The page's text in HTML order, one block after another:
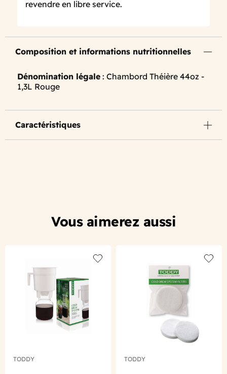
revendre en libre service.
Composition et informations nutritionnelles
Dénomination légale : Chambord Théière 44oz -
1,3L Rouge
Caractéristiques
Vous aimerez aussi
TODDY TODDY